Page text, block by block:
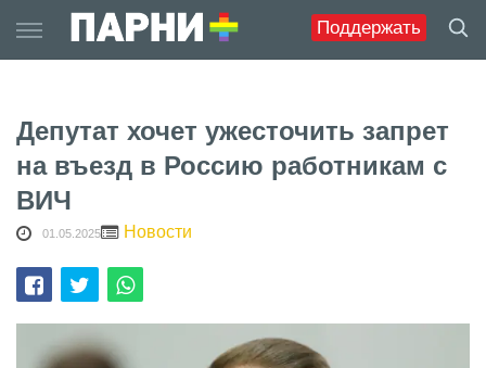
Поддержать
to
content
Депутат хочет ужесточить запрет
на въезд в Россию работникам с
ВИЧ
01.05.2025 Новости